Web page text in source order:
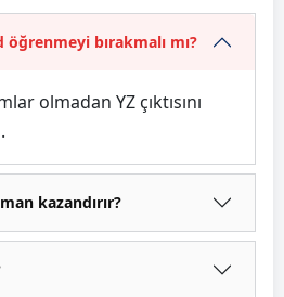
bırakmalı mı?
olmadan YZ çıktısını
kazandırır?